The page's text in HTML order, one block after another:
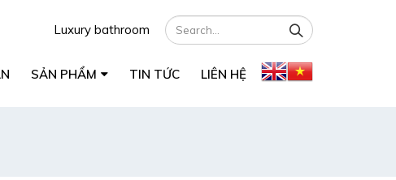
Luxury bathroom
SẢN PHẨM TIN TỨC LIÊN HỆ